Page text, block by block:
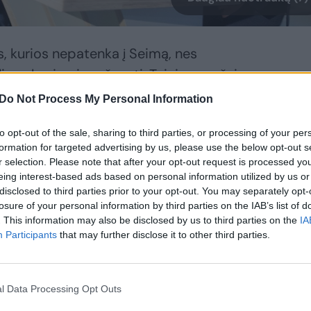
Do Not Process My Personal Information
opt-out of the sale, sharing to third parties, or processing of your
for targeted advertising by us, please use the below opt-out
selection. Please note that after your opt-out request is processed
interest-based ads based on personal information utilized by us
to third parties prior to your opt-out. You may separately
of your personal information by third parties on the IAB’s list of
This information may also be disclosed by us to third parties on the
Participants that may further disclose it to other third parties.
Data Processing Opt Outs
kurios nepatenka į Seimą, nes
barjerui peržengti. Taigi, nemažai
daug partijų dalyvauja rinkimuose, bet
„Lietuva tiesiogiai“ apie tai kalbėjo
narys I. Vėgėlė, taip pat Politikos
Linas Kontrimas ir buvęs Seimo